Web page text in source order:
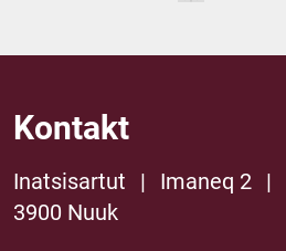
Kontakt
Inatsisartut | Imaneq 2 |
3900 Nuuk